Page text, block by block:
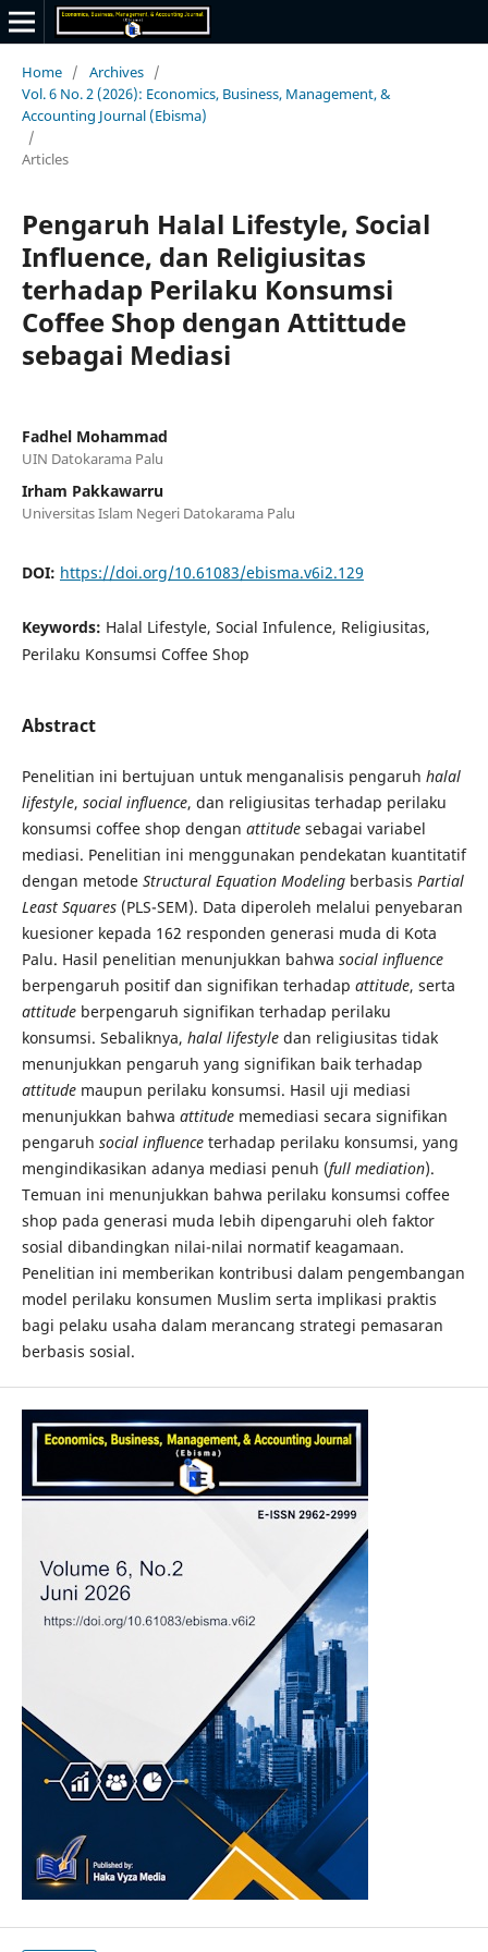
Home / Archives /
Vol. 6 No. 2 (2026): Economics, Business, Management, &
Accounting Journal (Ebisma)
/
Articles
Pengaruh Halal Lifestyle, Social
Influence, dan Religiusitas
terhadap Perilaku Konsumsi
Coffee Shop dengan Attittude
sebagai Mediasi
Fadhel Mohammad
UIN Datokarama Palu
Irham Pakkawarru
Universitas Islam Negeri Datokarama Palu
DOI: https://doi.org/10.61083/ebisma.v6i2.129
Keywords: Halal Lifestyle, Social Infulence, Religiusitas,
Perilaku Konsumsi Coffee Shop
Abstract
Penelitian ini bertujuan untuk menganalisis pengaruh halal
lifestyle, social influence, dan religiusitas terhadap perilaku
konsumsi coffee shop dengan attitudesebagai variabel
mediasi. Penelitian ini menggunakan pendekatan kuantitatif
dengan metode Structural Equation Modelingberbasis Partial
Least Squares(PLS-SEM). Data diperoleh melalui penyebaran
kuesioner kepada 162 responden generasi muda di Kota
Palu. Hasil penelitian menunjukkan bahwa social influence
berpengaruh positif dan signifikan terhadap attitude, serta
attitudeberpengaruh signifikan terhadap perilaku
konsumsi. Sebaliknya, halal lifestyledan religiusitas tidak
menunjukkan pengaruh yang signifikan baik terhadap
attitudemaupun perilaku konsumsi. Hasil uji mediasi
menunjukkan bahwa attitudememediasi secara signifikan
pengaruh social influenceterhadap perilaku konsumsi, yang
mengindikasikan adanya mediasi penuh (full mediation).
Temuan ini menunjukkan bahwa perilaku konsumsi coffee
shop pada generasi muda lebih dipengaruhi oleh faktor
sosial dibandingkan nilai-nilai normatif keagamaan.
Penelitian ini memberikan kontribusi dalam pengembangan
model perilaku konsumen Muslim serta implikasi praktis
bagi pelaku usaha dalam merancang strategi pemasaran
berbasis sosial.